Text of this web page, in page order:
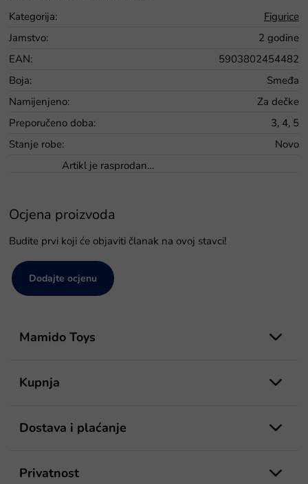
Kategorija:
Figurice
Jamstvo:
2 godine
EAN:
5903802454482
Boja:
Smeđa
Namijenjeno:
Za dečke
Preporučeno doba:
3, 4, 5
Stanje robe:
Novo
Artikl je rasprodan…
Ocjena proizvoda
Budite prvi koji će objaviti članak na ovoj stavci!
Dodajte ocjenu
Mamido Toys
Kupnja
Dostava i plaćanje
Privatnost